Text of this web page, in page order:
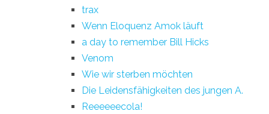
trax
Wenn Eloquenz Amok läuft
a day to remember Bill Hicks
Venom
Wie wir sterben möchten
Die Leidensfähigkeiten des jungen A.
Reeeeeecola!